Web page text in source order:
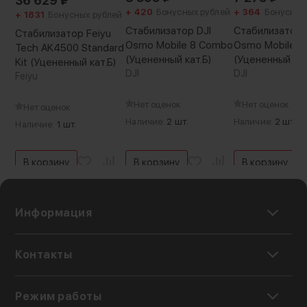
Upright - ходьба/бег
Underslung - низкие ракурсы
Flashlight - узкие пространства
Briefcase - с опциональной ручкой
+ 1831 Бонусных рублей
Стабилизатор Feiyu
Tech AK4500 Standard
Kit (Уцененный кат.Б)
Feiyu
Нет оценок
Наличие: 1 шт.
В корзину
+ 420 Бонусных рублей
Стабилизатор DJI
Osmo Mobile 8 Combo
(Уцененный кат.Б)
DJI
Нет оценок
Наличие: 2 шт.
В корзину
+ 364
Стабилизатор
Osmo Mobile 8
(Уцененный
DJI
Нет оценок
Наличие: 2 шт.
В корзину
Информация
Контакты
Режим работы